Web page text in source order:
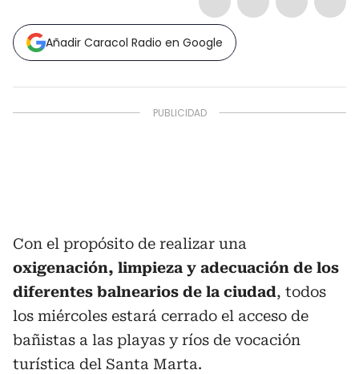
Añadir Caracol Radio en Google
Con el propósito de realizar una
oxigenación, limpieza y adecuación de los
diferentes balnearios de la ciudad, todos
los miércoles estará cerrado el acceso de
bañistas a las playas y ríos de vocación
turística del Santa Marta.